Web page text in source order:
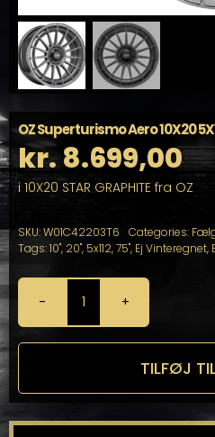
OZ Superturismo Aero 10X20
kr.8.699,00
i 10X20 STAR GRAPHITE fra OZ
SKU:W01C42203T6 Categories:
Tags:10", 20", 5x112,75", Ej Vinteregnet,
OZ
Superturismo
Aero
antal
TILFØJ